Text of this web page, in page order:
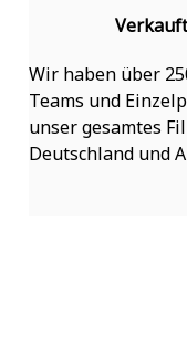
Wir haben über
Teams und
unser gesamtes
Deutschland und